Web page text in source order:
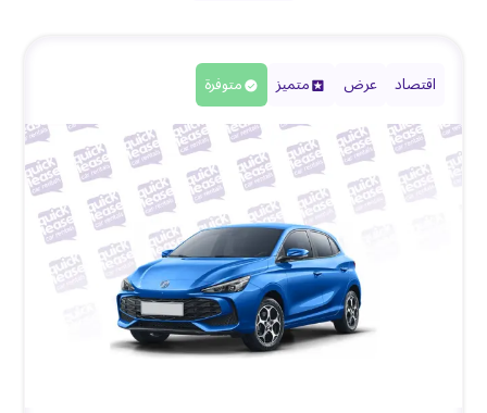
اقتصاد عرض متميز متوفرة